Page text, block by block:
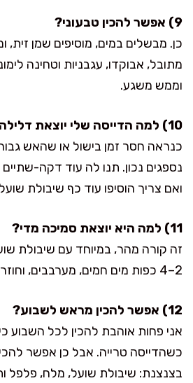
9) אפשר להכין טבעוני?
כן. מבשלים במים, מוסיפים שמן זית,
מתובל, אבוקדו, עגבניות וטחינה
וממש משגע.
10) למה הדייסה שלי יוצאת דלילה מדי?
כנראה חסר זמן בישול או שהאש
נספגים נכון. תנו לה עוד דקה-
ואם צריך הוסיפו עוד כף שיבולת
11) למה היא יוצאת סמיכה מדי?
זה קורה מהר, במיוחד עם שיבולת
2–4 כפות מים חמים, מערבבים, וחוזרים למרקם נמס בפה.
12) אפשר להכין מראש לשבוע?
אני פחות אוהבת להכין לכל השבוע
כשהדייסה טרייה. אבל כן אפשר
בצנצנת: שיבולת שועל, מלח, פלפל